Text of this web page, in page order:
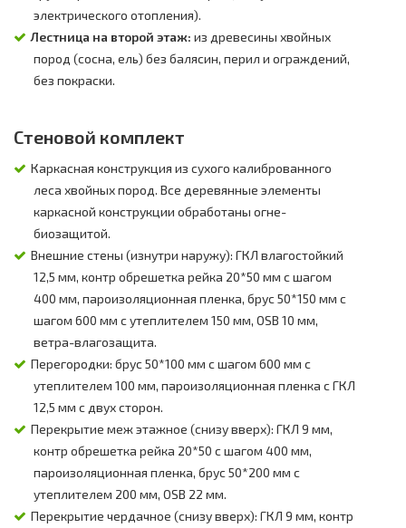
электрического отопления).
Лестница на второй этаж: из древесины хвойных
пород (сосна, ель) без балясин, перил и ограждений,
без покраски.
Стеновой комплект
Каркасная конструкция из сухого калиброванного
леса хвойных пород. Все деревянные элементы
каркасной конструкции обработаны огне-
биозащитой.
Внешние стены (изнутри наружу): ГКЛ влагостойкий
12,5 мм, контр обрешетка рейка 20*50 мм с шагом
400 мм, пароизоляционная пленка, брус 50*150 мм с
шагом 600 мм с утеплителем 150 мм, OSB 10 мм,
ветра-влагозащита.
Перегородки: брус 50*100 мм с шагом 600 мм с
утеплителем 100 мм, пароизоляционная пленка с ГКЛ
12,5 мм с двух сторон.
Перекрытие меж этажное (снизу вверх): ГКЛ 9 мм,
контр обрешетка рейка 20*50 с шагом 400 мм,
пароизоляционная пленка, брус 50*200 мм с
утеплителем 200 мм, OSB 22 мм.
Перекрытие чердачное (снизу вверх): ГКЛ 9 мм, контр